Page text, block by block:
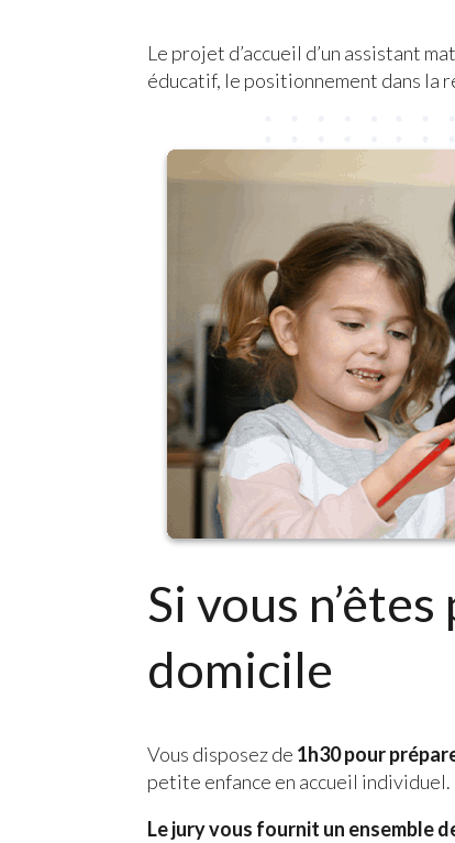
Le projet d’accueil d’un assistant
éducatif, le positionnement dans la
Si vous
domicile
Vous disposez de 1h30 pour
petite enfance en accueil individuel.
Le jury vous fournit un ensemble